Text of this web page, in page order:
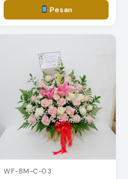
Pesan
WF-BM-C-03